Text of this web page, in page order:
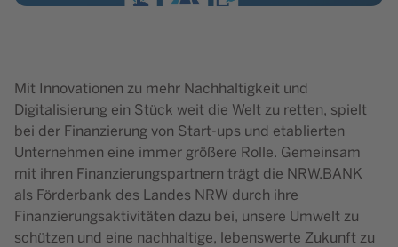
Mit Innovationen zu mehr Nachhaltigkeit und
Digitalisierung ein Stück weit die Welt zu retten, spielt
bei der Finanzierung von Start-ups und etablierten
Unternehmen eine immer größere Rolle. Gemeinsam
mit ihren Finanzierungspartnern trägt die NRW.BANK
als Förderbank des Landes NRW durch ihre
Finanzierungsaktivitäten dazu bei, unsere Umwelt zu
schützen und eine nachhaltige, lebenswerte Zukunft zu